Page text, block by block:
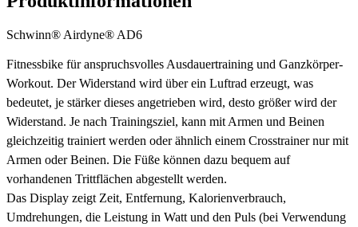
Schwinn® Airdyne® AD6
Fitnessbike für anspruchsvolles Ausdauertraining und Ganzkörper-
Workout. Der Widerstand wird über ein Luftrad erzeugt, was
bedeutet, je stärker dieses angetrieben wird, desto größer wird der
Widerstand. Je nach Trainingsziel, kann mit Armen und Beinen
gleichzeitig trainiert werden oder ähnlich einem Crosstrainer nur mit
Armen oder Beinen. Die Füße können dazu bequem auf
vorhandenen Trittflächen abgestellt werden.
Das Display zeigt Zeit, Entfernung, Kalorienverbrauch,
Umdrehungen, die Leistung in Watt und den Puls (bei Verwendung